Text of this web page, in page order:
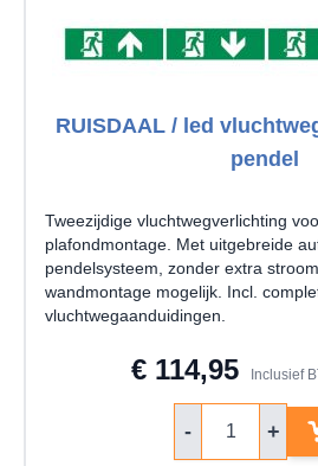
RUISDAAL / led
pendel
Tweezijdige vluchtwegverlichting
plafondmontage. Met uitgebreide
pendelsysteem, zonder extra
wandmontage mogelijk. Incl.
vluchtwegaanduidingen.
€ 114,95 Inclusief
- +